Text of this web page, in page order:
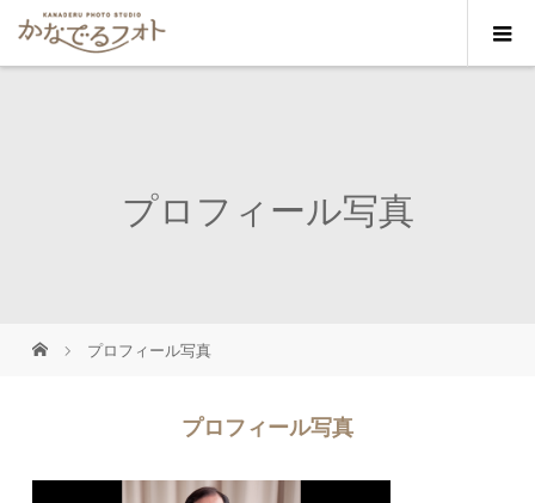
プロフィール写真
プロフィール写真
プロフィール写真